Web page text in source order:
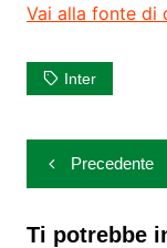
Vai alla fonte di
Inter
Navigazione
articoli
Precedente
Ti potrebbe